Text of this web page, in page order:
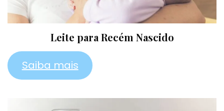
Leite para Recém Nascido
Saiba mais